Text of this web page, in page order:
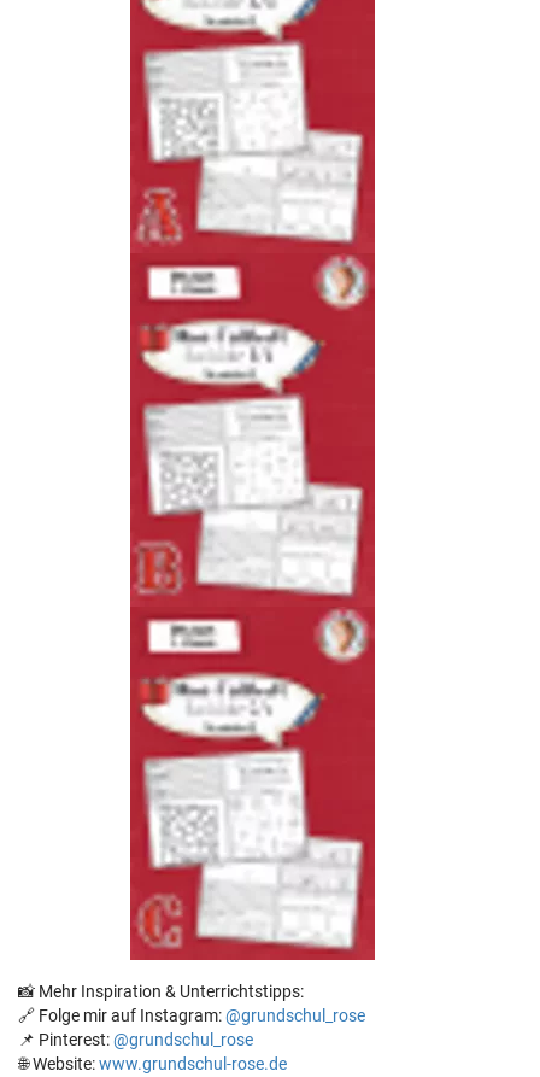
📸 Mehr Inspiration & Unterrichtstipps:
🔗 Folge mir auf Instagram:@grundschul_rose
📌 Pinterest:@grundschul_rose
🌐 Website:www.grundschul-rose.de